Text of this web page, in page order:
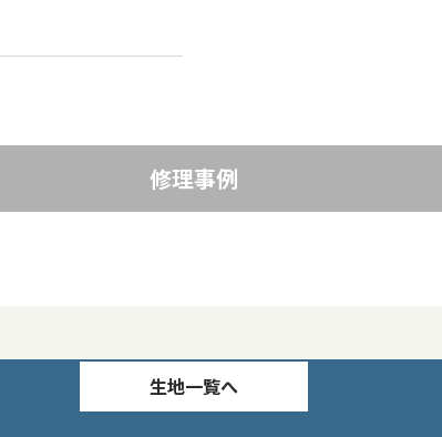
修理事例
生地一覧へ